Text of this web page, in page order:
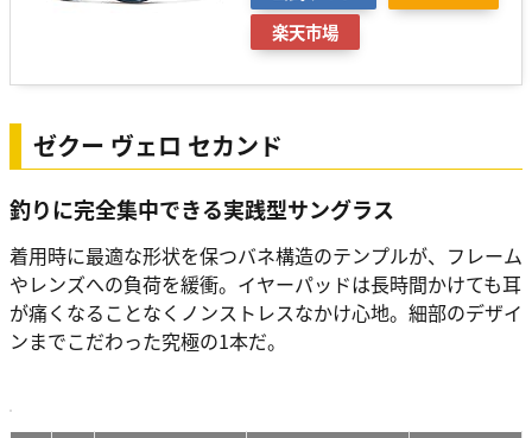
楽天市場
ゼクー ヴェロ セカンド
釣りに完全集中できる実践型サングラス
着用時に最適な形状を保つバネ構造のテンプルが、フレーム
やレンズへの負荷を緩衝。イヤーパッドは長時間かけても耳
が痛くなることなくノンストレスなかけ心地。細部のデザイ
ンまでこだわった究極の1本だ。